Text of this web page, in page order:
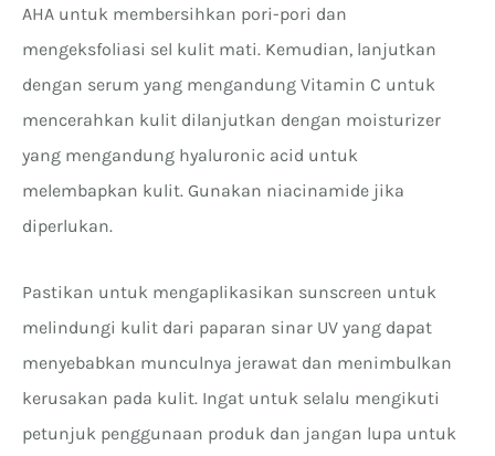
AHA untuk membersihkan pori-pori dan
mengeksfoliasi sel kulit mati. Kemudian, lanjutkan
dengan serum yang mengandung Vitamin C untuk
mencerahkan kulit dilanjutkan dengan moisturizer
yang mengandung hyaluronic acid untuk
melembapkan kulit. Gunakan niacinamide jika
diperlukan.
Pastikan untuk mengaplikasikan sunscreen untuk
melindungi kulit dari paparan sinar UV yang dapat
menyebabkan munculnya jerawat dan menimbulkan
kerusakan pada kulit. Ingat untuk selalu mengikuti
petunjuk penggunaan produk dan jangan lupa untuk